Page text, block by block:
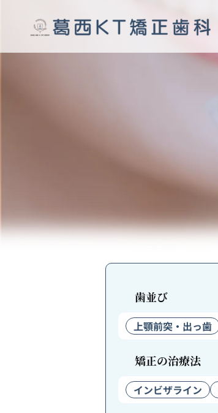
歯並び
上顎前突・出っ歯
矯正の治療法
インビザライン